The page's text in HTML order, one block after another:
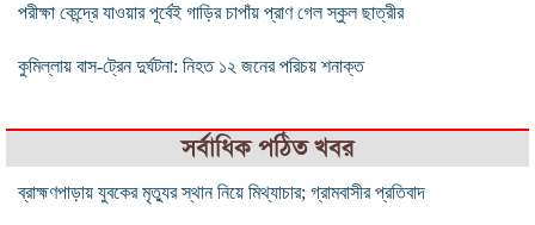
পরীক্ষা কেন্দ্রে যাওয়ার পূর্বেই গাড়ির চাপাঁয় প্রাণ গেল স্কুল ছাত্রীর
কুমিল্লায় বাস-ট্রেন দুর্ঘটনা: নিহত ১২ জনের পরিচয় শনাক্ত
সর্বাধিক পঠিত খবর
ব্রাহ্মণপাড়ায় যুবকের মৃত্যুর স্থান নিয়ে মিথ্যাচার; গ্রামবাসীর প্রতিবাদ